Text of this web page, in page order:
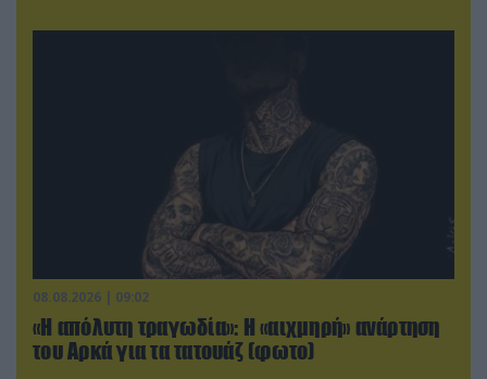
08.08.2026 | 09:02
«Η απόλυτη τραγωδία»: Η «αιχμηρή» ανάρτηση
του Αρκά για τα τατουάζ (φωτο)